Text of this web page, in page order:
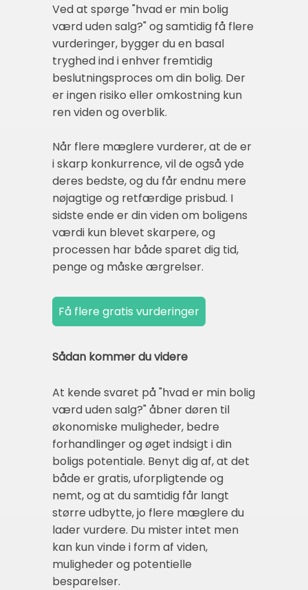
Ved at spørge "hvad er min bolig
værd uden salg?" og samtidig få flere
vurderinger, bygger du en basal
tryghed ind i enhver fremtidig
beslutningsproces om din bolig. Der
er ingen risiko eller omkostning kun
ren viden og overblik.
Når flere mæglere vurderer, at de er
i skarp konkurrence, vil de også yde
deres bedste, og du får endnu mere
nøjagtige og retfærdige prisbud. I
sidste ende er din viden om boligens
værdi kun blevet skarpere, og
processen har både sparet dig tid,
penge og måske ærgrelser.
Sådan kommer du videre
At kende svaret på "hvad er min bolig
værd uden salg?" åbner døren til
økonomiske muligheder, bedre
forhandlinger og øget indsigt i din
boligs potentiale. Benyt dig af, at det
både er gratis, uforpligtende og
nemt, og at du samtidig får langt
større udbytte, jo flere mæglere du
lader vurdere. Du mister intet men
kan kun vinde i form af viden,
muligheder og potentielle
besparelser.